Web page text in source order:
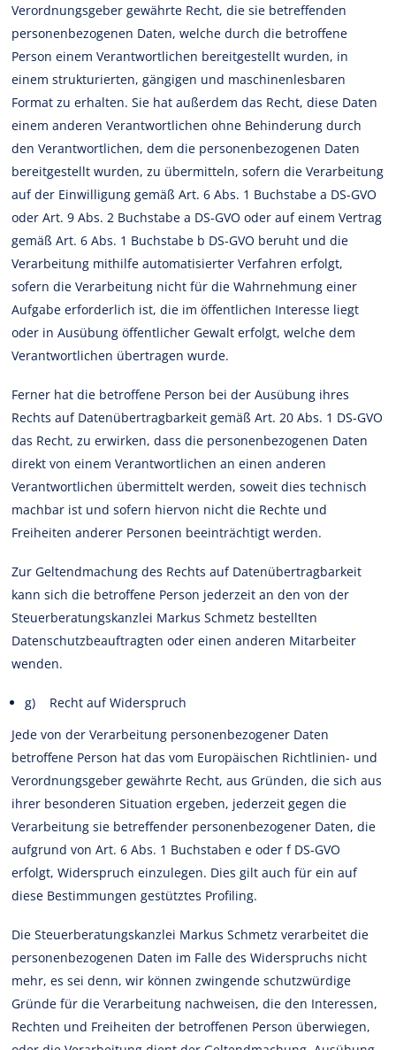
Verordnungsgeber gewährte Recht, die sie betreffenden
personenbezogenen Daten, welche durch die betroffene
Person einem Verantwortlichen bereitgestellt wurden, in
einem strukturierten, gängigen und maschinenlesbaren
Format zu erhalten. Sie hat außerdem das Recht, diese Daten
einem anderen Verantwortlichen ohne Behinderung durch
den Verantwortlichen, dem die personenbezogenen Daten
bereitgestellt wurden, zu übermitteln, sofern die Verarbeitung
auf der Einwilligung gemäß Art. 6 Abs. 1 Buchstabe a DS-GVO
oder Art. 9 Abs. 2 Buchstabe a DS-GVO oder auf einem Vertrag
gemäß Art. 6 Abs. 1 Buchstabe b DS-GVO beruht und die
Verarbeitung mithilfe automatisierter Verfahren erfolgt,
sofern die Verarbeitung nicht für die Wahrnehmung einer
Aufgabe erforderlich ist, die im öffentlichen Interesse liegt
oder in Ausübung öffentlicher Gewalt erfolgt, welche dem
Verantwortlichen übertragen wurde.
Ferner hat die betroffene Person bei der Ausübung ihres
Rechts auf Datenübertragbarkeit gemäß Art. 20 Abs. 1 DS-GVO
das Recht, zu erwirken, dass die personenbezogenen Daten
direkt von einem Verantwortlichen an einen anderen
Verantwortlichen übermittelt werden, soweit dies technisch
machbar ist und sofern hiervon nicht die Rechte und
Freiheiten anderer Personen beeinträchtigt werden.
Zur Geltendmachung des Rechts auf Datenübertragbarkeit
kann sich die betroffene Person jederzeit an den von der
Steuerberatungskanzlei Markus Schmetz bestellten
Datenschutzbeauftragten oder einen anderen Mitarbeiter
wenden.
g) Recht auf Widerspruch
Jede von der Verarbeitung personenbezogener Daten
betroffene Person hat das vom Europäischen Richtlinien- und
Verordnungsgeber gewährte Recht, aus Gründen, die sich aus
ihrer besonderen Situation ergeben, jederzeit gegen die
Verarbeitung sie betreffender personenbezogener Daten, die
aufgrund von Art. 6 Abs. 1 Buchstaben e oder f DS-GVO
erfolgt, Widerspruch einzulegen. Dies gilt auch für ein auf
diese Bestimmungen gestütztes Profiling.
Die Steuerberatungskanzlei Markus Schmetz verarbeitet die
personenbezogenen Daten im Falle des Widerspruchs nicht
mehr, es sei denn, wir können zwingende schutzwürdige
Gründe für die Verarbeitung nachweisen, die den Interessen,
Rechten und Freiheiten der betroffenen Person überwiegen,